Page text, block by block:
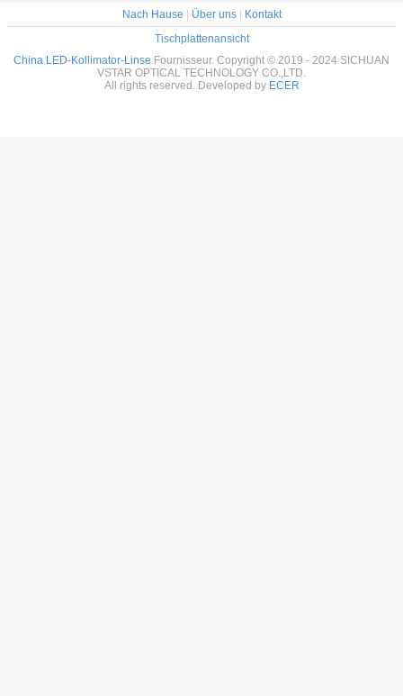
Nach Hause Über uns|
Kontakt
Tischplattenansicht
China LED-Kollimator-Linse Fournisseur. Copyright © 2019 - 2024 SICHUAN
VSTAR OPTICAL TECHNOLOGY CO.,LTD.
All rights reserved. Developed by ECER